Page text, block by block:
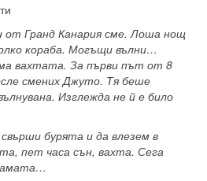
от Гранд Канария сме. Лоша нощ
кораба. Могъщи вълни…
вахтата. За първи път от 8
смених Джуто. Тя беше
Изглежда не й е било
бурята и да влезем в
пет часа сън, вахта. Сега